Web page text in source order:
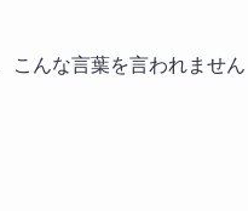
こんな言葉を言われません